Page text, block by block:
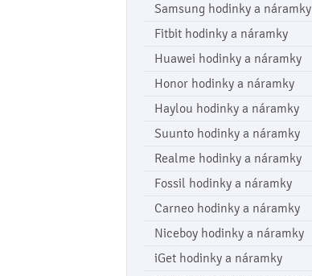
Samsung hodinky a náramky
Fitbit hodinky a náramky
Huawei hodinky a náramky
Honor hodinky a náramky
Haylou hodinky a náramky
Suunto hodinky a náramky
Realme hodinky a náramky
Fossil hodinky a náramky
Carneo hodinky a náramky
Niceboy hodinky a náramky
iGet hodinky a náramky